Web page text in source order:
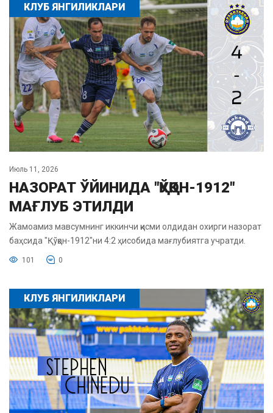
КЛУБ ЯНГИЛИКЛАРИ
Июль 11, 2026
НАЗОРАТ ЎЙИНИДА "ҚЎҚОН-1912"
МАҒЛУБ ЭТИЛДИ
Жамоамиз мавсумнинг иккинчи қисми олдидан охирги назорат
баҳсида "Қўқон-1912"ни 4:2 ҳисобида мағлубиятга учратди.
101 0
КЛУБ ЯНГИЛИКЛАРИ